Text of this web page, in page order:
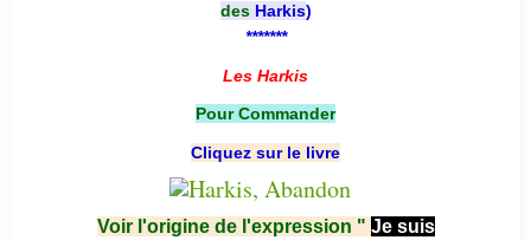
des Harkis)
*******
Les Harkis
Pour Commander
Cliquez sur le livre
Voir l'origine de l'expression " Je suis